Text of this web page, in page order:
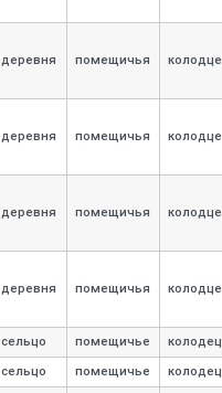
деревня помещичья колодце
деревня помещичья колодце
деревня помещичья колодце
деревня помещичья колодце
сельцо помещичье колодец
сельцо помещичье колодец